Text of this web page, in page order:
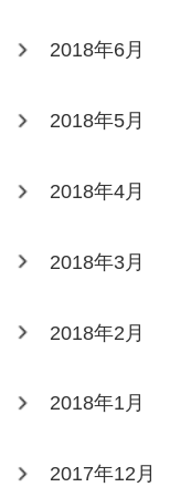
2018年6月
2018年5月
2018年4月
2018年3月
2018年2月
2018年1月
2017年12月